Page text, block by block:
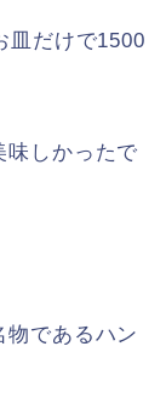
皿だけで1500
味しかったで
物であるハン